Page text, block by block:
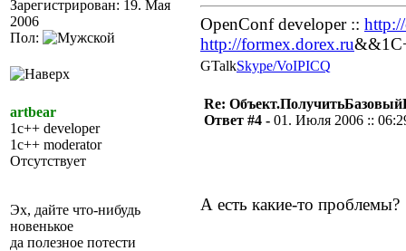
Зарегистрирован: 19. Мая
2006
Пол:
OpenConf developer ::
http://formex.dorex.ru
GTalkSkype/VoIPICQ
artbear
1c++ developer
1c++ moderator
Отсутствует
Эх, дайте что-нибудь
новенькое
да полезное потести
Re:
Ответ #4 - 01. Июля 2006 ::
А есть какие-то проблемы?